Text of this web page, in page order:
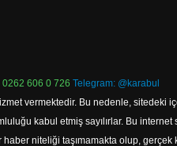
0262 606 0 726 Telegram: @karabul
vermektedir. Bu nedenle, sitedeki
kabul etmiş sayılırlar. Bu
niteliği taşımamakta olup,